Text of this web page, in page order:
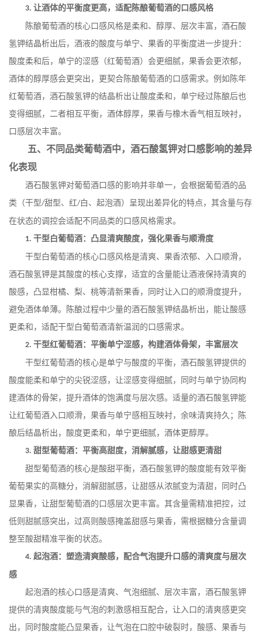
3. 让酒体的平衡度更高，适配陈酿葡萄酒的口感风格
陈酿葡萄酒的核心口感风格是柔和、醇厚、层次丰富，酒石酸
氢钾结晶析出后，酒液的酸度与单宁、果香的平衡度进一步提升：
酸度柔和后，单宁的涩感（红葡萄酒）会更细腻，果香会更浓郁，
酒体的醇厚感会更突出，更契合陈酿葡萄酒的口感需求。例如陈年
红葡萄酒，酒石酸氢钾的结晶析出让酸度柔和，单宁经过陈酿后也
变得细腻，二者相互平衡，酒体醇厚，果香与橡木香气相互映衬，
口感层次丰富。
五、不同品类葡萄酒中，酒石酸氢钾对口感影响的差异
化表现
酒石酸氢钾对葡萄酒口感的影响并非单一，会根据葡萄酒的品
类（干型/甜型、红/白、起泡酒）呈现出差异化的特点，其含量与存
在状态的调控会适配不同品类的口感风格需求。
1. 干型白葡萄酒：凸显清爽酸度，强化果香与顺滑度
干型白葡萄酒的核心口感风格是清爽、果香浓郁、入口顺滑，
酒石酸氢钾是其酸度的核心支撑，适宜的含量能让酒液保持清爽的
酸感，凸显柑橘、梨、桃等清新果香，同时让入口的顺滑度提升，
避免酒体单薄。陈酿过程中少量的酒石酸氢钾结晶析出，能让酸感
更柔和，适配干型白葡萄酒清新温润的口感需求。
2. 干型红葡萄酒：平衡单宁涩感，构建酒体骨架，丰富层次
干型红葡萄酒的核心是单宁与酸度的平衡，酒石酸氢钾提供的
酸度能柔和单宁的尖锐涩感，让涩感变得细腻，同时与单宁协同构
建酒体的骨架，提升酒体的饱满度与层次感。适量的酒石酸氢钾能
让红葡萄酒入口顺滑，果香与单宁感相互映衬，余味清爽持久；陈
酿后结晶析出，酸度更柔和，单宁更细腻，酒体更醇厚。
3. 甜型葡萄酒：平衡高甜度，消解腻感，让甜感更清甜
甜型葡萄酒的核心是酸甜平衡，酒石酸氢钾的酸度能有效平衡
葡萄果实的高糖分，消解甜腻感，让甜感从浓腻变为清甜，同时凸
显果香，让甜型葡萄酒的口感层次更丰富。其含量需精准把控，过
低则甜腻感突出，过高则酸感掩盖甜感与果香，需根据糖分含量调
整至酸甜精准平衡的状态。
4. 起泡酒：塑造清爽酸感，配合气泡提升口感的清爽度与层次
感
起泡酒的核心口感是清爽、气泡细腻、层次丰富，酒石酸氢钾
提供的清爽酸度能与气泡的刺激感相互配合，让入口的清爽感更突
出，同时酸度能凸显果香，让气泡在口腔中破裂时，酸感、果香与